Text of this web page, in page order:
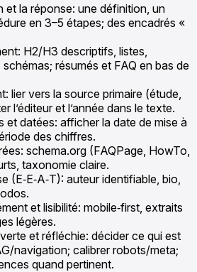
et la réponse: une définition, un
en 3–5 étapes; des encadrés «
H2/H3 descriptifs, listes,
résumés et FAQ en bas de
lier vers la source primaire (étude,
l’éditeur et l’année dans le texte.
et datées: afficher la date de mise à
des chiffres.
schema.org (FAQPage, HowTo,
taxonomie claire.
(E‑E‑A‑T): auteur identifiable, bio,
et lisibilité: mobile‑first, extraits
légères.
et réfléchie: décider ce qui est
navigation; calibrer robots/meta;
quand pertinent.